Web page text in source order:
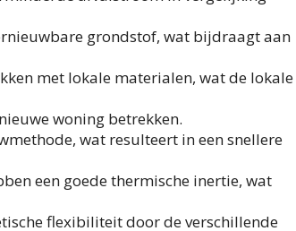
grondstof, wat bijdraagt aan
met lokale materialen, wat de lokale
woning betrekken.
wat resulteert in een snellere
een goede thermische inertie, wat
flexibiliteit door de verschillende